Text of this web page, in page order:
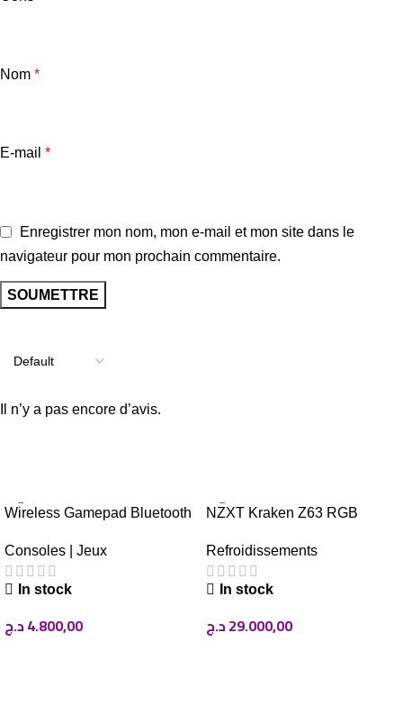
Il n’y a pas encore d’avis.
Nom *
E-mail *
Enregistrer mon nom, mon e-mail et mon site dans le
navigateur pour mon prochain commentaire.
Wireless Gamepad Bluetooth
Vibration JoyPad for PS4/PS4
Pro/PS4 SlimController PS3
Consoles | Jeux
In stock
4.800,00د.ج
NZXT Kraken Z63 RGB
Refroidissements
In stock
29.000,00د.ج